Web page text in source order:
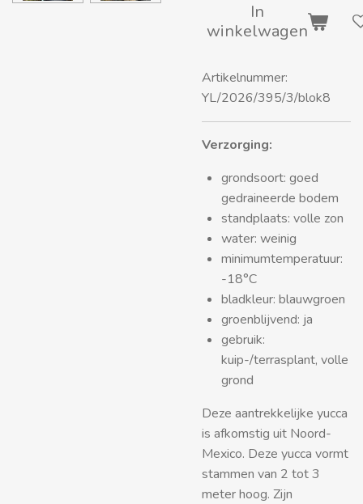
In
winkelwagen
Artikelnummer:
YL/2026/395/3/blok8
Verzorging:
grondsoort: goed
gedraineerde bodem
standplaats: volle zon
water: weinig
minimumtemperatuur:
-18°C
bladkleur: blauwgroen
groenblijvend: ja
gebruik:
kuip-/terrasplant, volle
grond
Deze aantrekkelijke yucca
is afkomstig uit Noord-
Mexico. Deze yucca vormt
stammen van 2 tot 3
meter hoog. Zijn